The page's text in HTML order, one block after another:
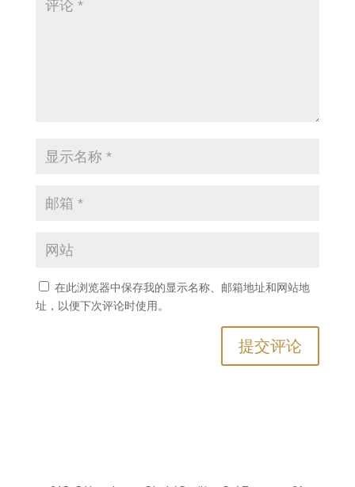
在此浏览器中保存我的显示名称、邮箱地址和网站地
址，以便下次评论时使用。